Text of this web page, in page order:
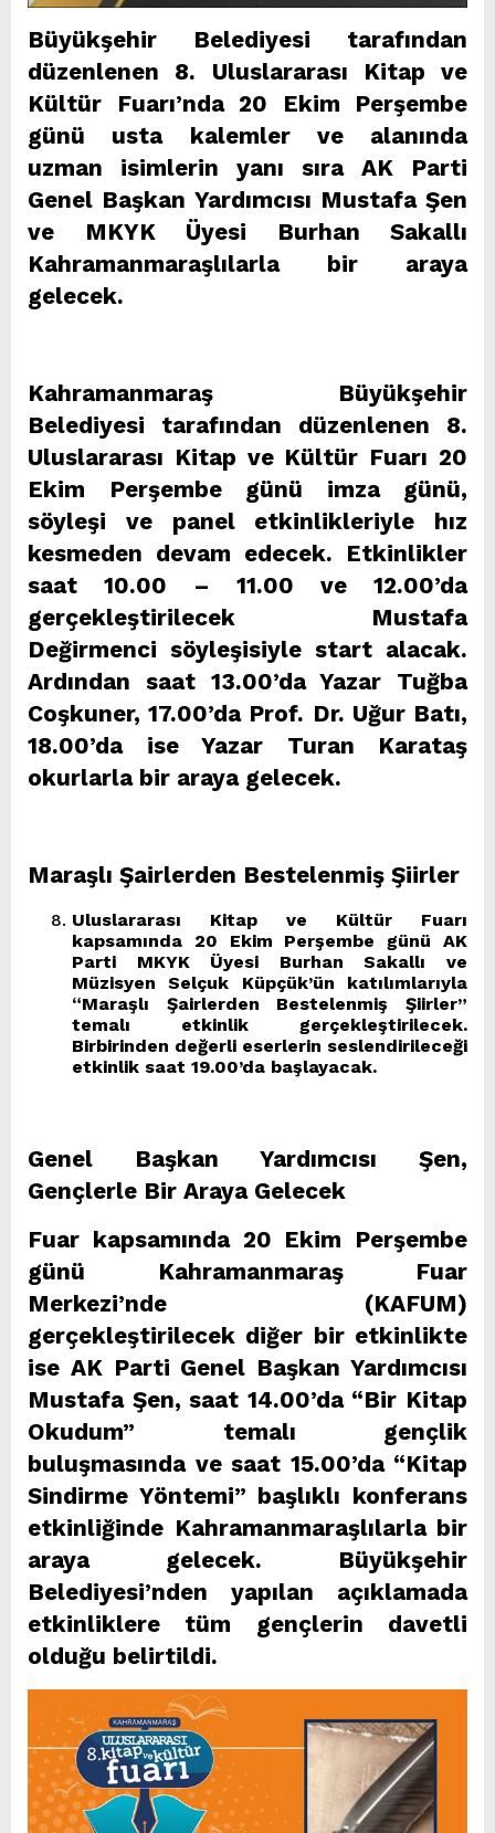
Büyükşehir Belediyesi tarafından
düzenlenen 8. Uluslararası Kitap ve
Kültür Fuarı’nda 20 Ekim Perşembe
günü usta kalemler ve alanında
uzman isimlerin yanı sıra AK Parti
Genel Başkan Yardımcısı Mustafa Şen
ve MKYK Üyesi Burhan Sakallı
Kahramanmaraşlılarla bir araya
gelecek.
Kahramanmaraş Büyükşehir
Belediyesi tarafından düzenlenen 8.
Uluslararası Kitap ve Kültür Fuarı 20
Ekim Perşembe günü imza günü,
söyleşi ve panel etkinlikleriyle hız
kesmeden devam edecek. Etkinlikler
saat 10.00 – 11.00 ve 12.00’da
gerçekleştirilecek Mustafa
Değirmenci söyleşisiyle start alacak.
Ardından saat 13.00’da Yazar Tuğba
Coşkuner, 17.00’da Prof. Dr. Uğur Batı,
18.00’da ise Yazar Turan Karataş
okurlarla bir araya gelecek.
Maraşlı Şairlerden Bestelenmiş Şiirler
Uluslararası Kitap ve Kültür Fuarı
kapsamında 20 Ekim Perşembe günü AK
Parti MKYK Üyesi Burhan Sakallı ve
Müzisyen Selçuk Küpçük’ün katılımlarıyla
“Maraşlı Şairlerden Bestelenmiş Şiirler”
temalı etkinlik gerçekleştirilecek.
Birbirinden değerli eserlerin seslendirileceği
etkinlik saat 19.00’da başlayacak.
Genel Başkan Yardımcısı Şen,
Gençlerle Bir Araya Gelecek
Fuar kapsamında 20 Ekim Perşembe
günü Kahramanmaraş Fuar
Merkezi’nde (KAFUM)
gerçekleştirilecek diğer bir etkinlikte
ise AK Parti Genel Başkan Yardımcısı
Mustafa Şen, saat 14.00’da “Bir Kitap
Okudum” temalı gençlik
buluşmasında ve saat 15.00’da “Kitap
Sindirme Yöntemi” başlıklı konferans
etkinliğinde Kahramanmaraşlılarla bir
araya gelecek. Büyükşehir
Belediyesi’nden yapılan açıklamada
etkinliklere tüm gençlerin davetli
olduğu belirtildi.